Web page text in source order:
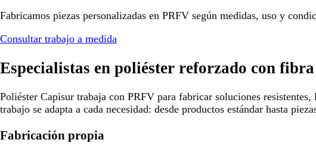
Fabricamos piezas personalizadas en PRFV según medidas, uso y
Consultar trabajo a medida
Especialistas en poliéster reforzado con
Poliéster Capisur trabaja con PRFV para fabricar soluciones
trabajo se adapta a cada necesidad: desde productos estándar hasta
Fabricación propia